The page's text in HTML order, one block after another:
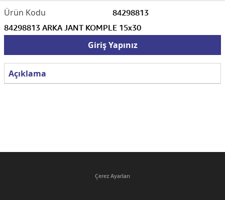
84298813
84298813 ARKA JANT KOMPLE 15x30
Giriş Yapınız
Açıklama
Çerez Ayarları